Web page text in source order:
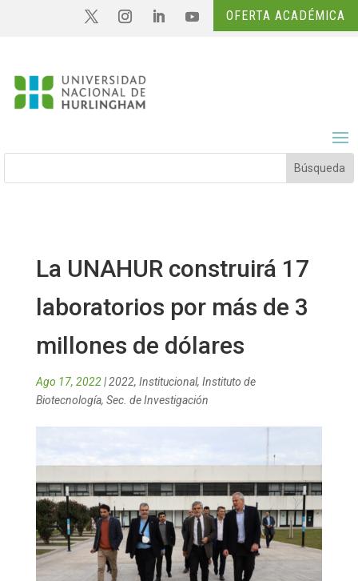
OFERTA ACADÉMICA
La UNAHUR construirá 17
laboratorios por más de 3
millones de dólares
Ago 17, 2022|2022, Institucional, Instituto de
Biotecnología, Sec. de Investigación